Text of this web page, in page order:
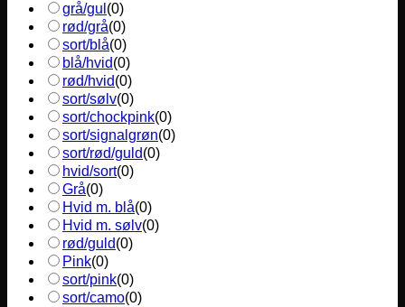
grå/gul (0)
rød/grå(0)
sort/blå(0)
blå/hvid(0)
rød/hvid(0)
sort/sølv(0)
sort/chockpink(0)
sort/signalgrøn(0)
sort/rød/guld(0)
hvid/sort(0)
Grå(0)
Hvid m. blå(0)
Hvid m. sølv(0)
rød/guld(0)
Pink(0)
sort/pink(0)
sort/camo(0)